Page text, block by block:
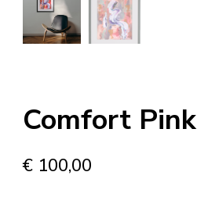
Comfort Pink
€ 100,00